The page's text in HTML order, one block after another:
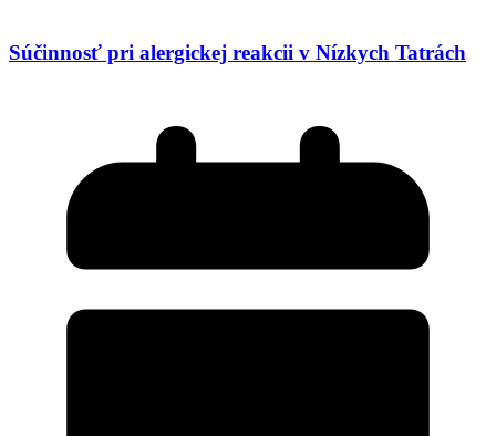
Súčinnosť pri alergickej reakcii v Nízkych Tatrách